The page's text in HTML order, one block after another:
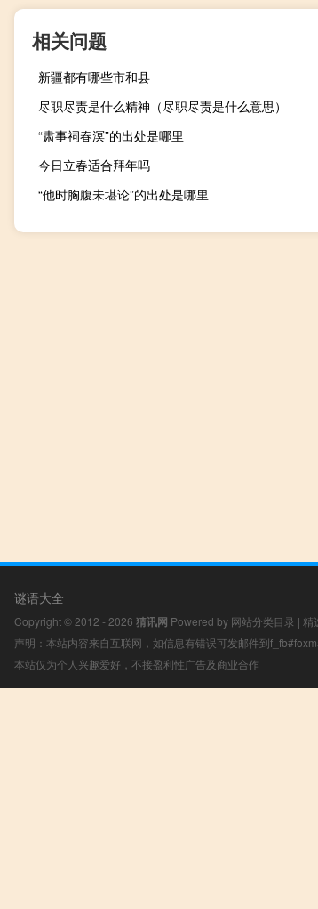
相关问题
新疆都有哪些市和县
尽职尽责是什么精神（尽职尽责是什么意思）
“肃事祠春溟”的出处是哪里
今日立春适合拜年吗
“他时胸腹未堪论”的出处是哪里
谜语大全
Copyright © 2012 - 2026 猜讯网 Powered by 网站分类目录 | 精
声明：本站内容来自互联网，如信息有错误可发邮件到
本站仅为个人兴趣爱好，不接盈利性广告及商业合作